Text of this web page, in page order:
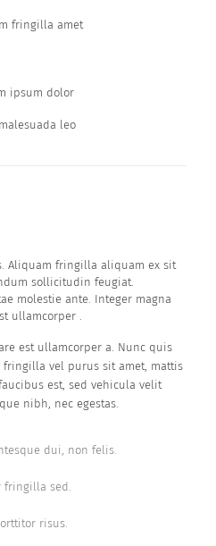
fringilla amet
ipsum dolor
leo
Aliquam fringilla aliquam ex sit
sollicitudin feugiat.
molestie ante. Integer magna
ullamcorper .
est ullamcorper a. Nunc quis
fringilla vel purus sit amet, mattis
est, sed vehicula velit
nibh, nec egestas.
dui, non felis.
fringilla sed.
risus.